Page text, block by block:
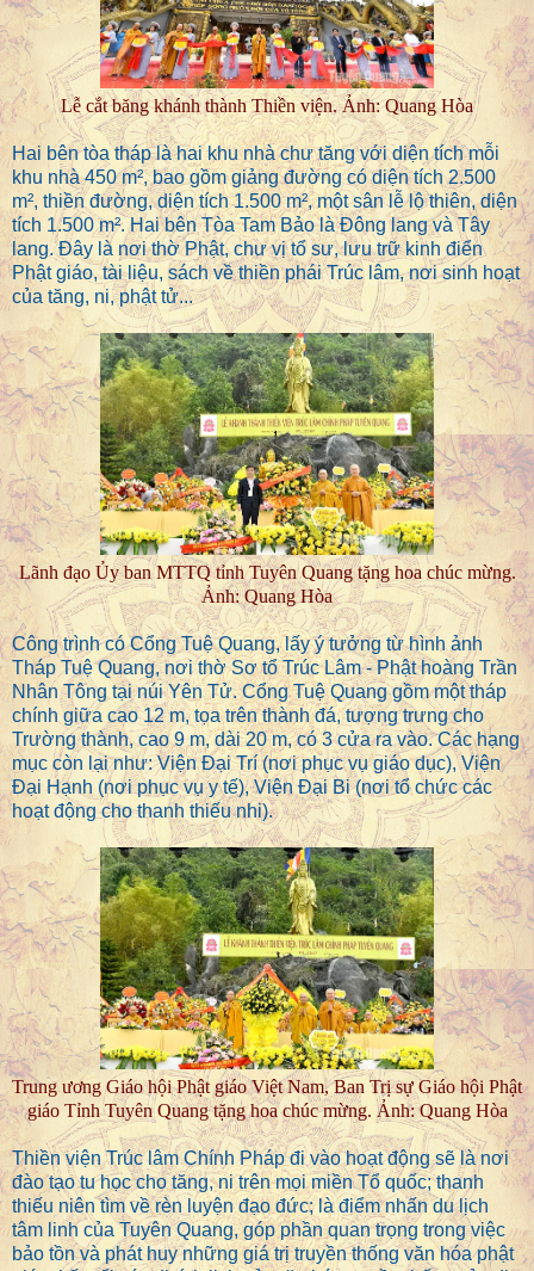
Lễ cắt băng khánh thành Thiền viện. Ảnh: Quang Hòa
Hai bên tòa tháp là hai khu nhà chư tăng với diện tích mỗi
khu nhà 450 m², bao gồm giảng đường có diện tích 2.500
m², thiền đường, diện tích 1.500 m², một sân lễ lộ thiên, diện
tích 1.500 m². Hai bên Tòa Tam Bảo là Đông lang và Tây
lang. Đây là nơi thờ Phật, chư vị tổ sư, lưu trữ kinh điển
Phật giáo, tài liệu, sách về thiền phái Trúc lâm, nơi sinh hoạt
của tăng, ni, phật tử...
Lãnh đạo Ủy ban MTTQ tỉnh Tuyên Quang tặng hoa chúc mừng.
Ảnh: Quang Hòa
Công trình có Cổng Tuệ Quang, lấy ý tưởng từ hình ảnh
Tháp Tuệ Quang, nơi thờ Sơ tổ Trúc Lâm - Phật hoàng Trần
Nhân Tông tại núi Yên Tử. Cổng Tuệ Quang gồm một tháp
chính giữa cao 12 m, tọa trên thành đá, tượng trưng cho
Trường thành, cao 9 m, dài 20 m, có 3 cửa ra vào. Các hạng
mục còn lại như: Viện Đại Trí (nơi phục vụ giáo dục), Viện
Đại Hạnh (nơi phục vụ y tế), Viện Đại Bi (nơi tổ chức các
hoạt động cho thanh thiếu nhi).
Trung ương Giáo hội Phật giáo Việt Nam, Ban Trị sự Giáo hội Phật
giáo Tỉnh Tuyên Quang tặng hoa chúc mừng. Ảnh: Quang Hòa
Thiền viện Trúc lâm Chính Pháp đi vào hoạt động sẽ là nơi
đào tạo tu học cho tăng, ni trên mọi miền Tổ quốc; thanh
thiếu niên tìm về rèn luyện đạo đức; là điểm nhấn du lịch
tâm linh của Tuyên Quang, góp phần quan trọng trong việc
bảo tồn và phát huy những giá trị truyền thống văn hóa phật